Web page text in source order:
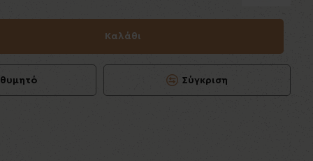
Καλάθι
Σύγκριση